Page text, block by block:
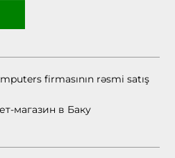
firmasının rəsmi satış
магазин в Баку